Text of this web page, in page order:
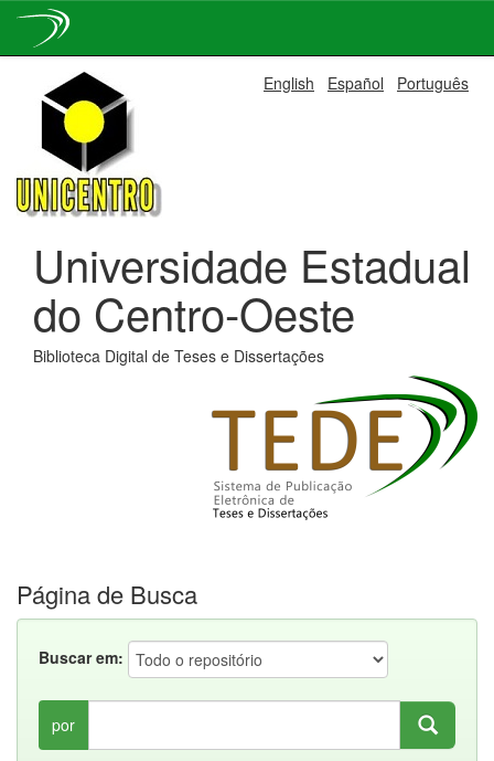
navigation
English Español Português
Universidade Estadual
do Centro-Oeste
Biblioteca Digital de Teses e Dissertações
Página de Busca
Buscar em:
por